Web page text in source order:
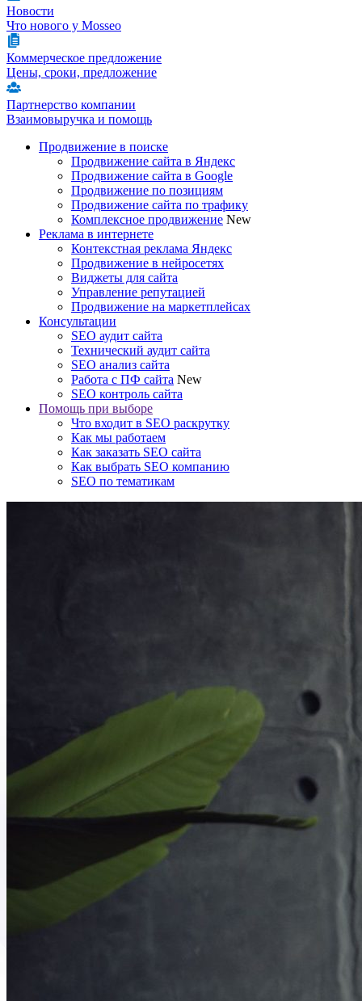
Новости
Что нового у Mosseo
Коммерческое предложение
Цены, сроки, предложение
Партнерство компании
Взаимовыручка и помощь
Продвижение в поиске
Продвижение сайта в Яндекс
Продвижение сайта в Google
Продвижение по позициям
Продвижение сайта по трафику
Комплексное продвижение New
Реклама в интернете
Контекстная реклама Яндекс
Продвижение в нейросетях
Виджеты для сайта
Управление репутацией
Продвижение на маркетплейсах
Консультации
SEO аудит сайта
Технический аудит сайта
SEO анализ сайта
Работа с ПФ сайта New
SEO контроль сайта
Помощь при выборе
Что входит в SEO раскрутку
Как мы работаем
Как заказать SEO сайта
Как выбрать SEO компанию
SEO по тематикам